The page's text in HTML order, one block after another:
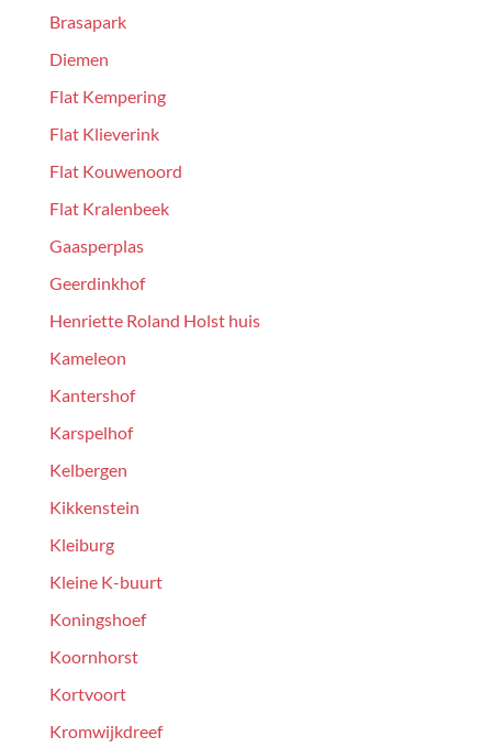
Brasapark
Diemen
Flat Kempering
Flat Klieverink
Flat Kouwenoord
Flat Kralenbeek
Gaasperplas
Geerdinkhof
Henriette Roland Holst huis
Kameleon
Kantershof
Karspelhof
Kelbergen
Kikkenstein
Kleiburg
Kleine K-buurt
Koningshoef
Koornhorst
Kortvoort
Kromwijkdreef